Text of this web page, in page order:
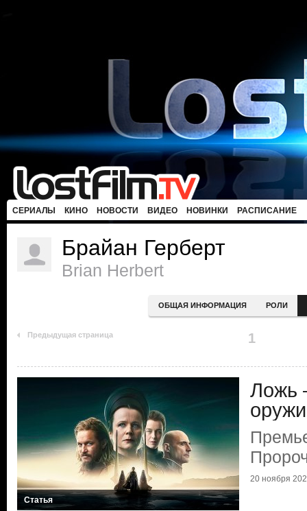
СЕРИАЛЫ КИНО НОВОСТИ ВИДЕО НОВИНКИ РАСПИСАНИЕ
Брайан Герберт
Brian Herbert
ОБЩАЯ ИНФОРМАЦИЯ РОЛИ
Предыдущая страница 1
Статья
Ложь
20 ноября